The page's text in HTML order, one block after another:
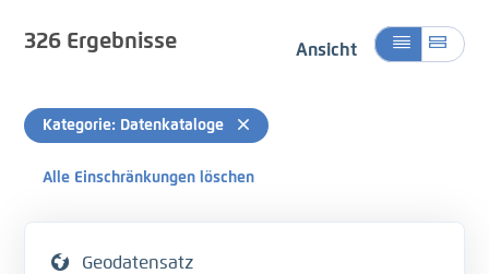
326Ergebnisse Ansicht
Kategorie: Datenkataloge
Alle Einschränkungen löschen
Geodatensatz